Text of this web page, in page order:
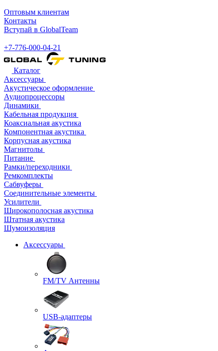
Оптовым клиентам
Контакты
Вступай в GlobalTeam
+7-776-000-04-21
Каталог
Аксессуары
Акустическое оформление
Аудиопроцессоры
Динамики
Кабельная продукция
Коаксиальная акустика
Компонентная акустика
Корпусная акустика
Магнитолы
Питание
Рамки/переходники
Ремкомплекты
Сабвуферы
Соединительные элементы
Усилители
Широкополосная акустика
Штатная акустика
Шумоизоляция
Аксессуары
FM/TV Антенны
USB-адаптеры